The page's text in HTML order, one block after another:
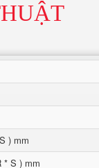
) mm
* S ) mm